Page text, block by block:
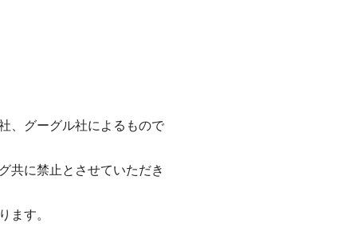
、グーグル社によるもので
共に禁止とさせていただき
す。